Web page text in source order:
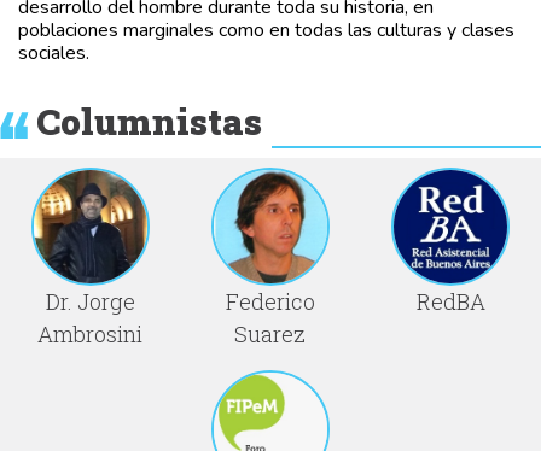
desarrollo del hombre durante toda su historia, en
poblaciones marginales como en todas las culturas y clases
sociales.
Columnistas
Dr. Jorge
Ambrosini
Federico
Suarez
RedBA